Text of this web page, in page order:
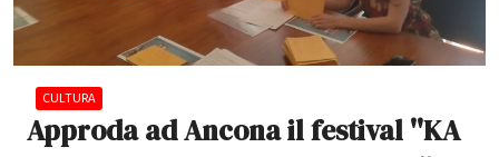
CULTURA
Approda ad Ancona il festival ''KA